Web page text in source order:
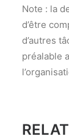
Note : la
d’être
d’autres
préalable